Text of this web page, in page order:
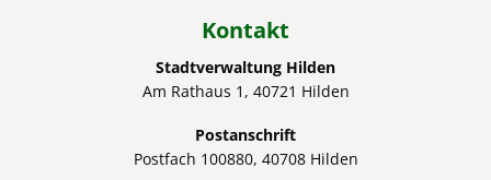
Kontakt
Stadtverwaltung Hilden
Am Rathaus 1, 40721 Hilden
Postanschrift
Postfach 100880, 40708 Hilden